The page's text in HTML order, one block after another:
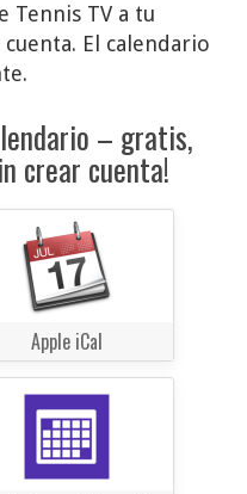
Tennis TV a tu
El calendario
– gratis,
crear cuenta!
Apple iCal